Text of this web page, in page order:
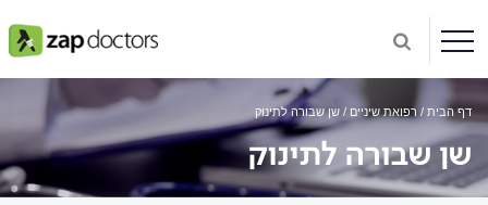
דף הבית רפואת שיניים שן שבורה לתינוק
שן שבורה לתינוק